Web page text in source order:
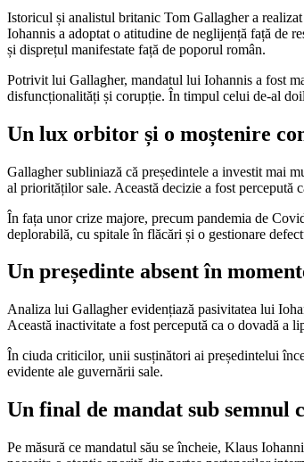
Istoricul și analistul britanic Tom Gallagher a
Iohannis a adoptat o atitudine de neglijență față de
și disprețul manifestate față de poporul român.
Potrivit lui Gallagher, mandatul lui Iohannis a fost
disfuncționalități și corupție. În timpul celui de-al
Un lux orbitor și o moștenire
Gallagher subliniază că președintele a investit mai
al priorităților sale. Această decizie a fost percepută
În fața unor crize majore, precum pandemia de
deplorabilă, cu spitale în flăcări și o gestionare
Un președinte absent în
Analiza lui Gallagher evidențiază pasivitatea lui
Această inactivitate a fost percepută ca o dovadă a
În ciuda criticilor, unii susținători ai președintelui
evidente ale guvernării sale.
Un final de mandat sub semnul
Pe măsură ce mandatul său se încheie, Klaus